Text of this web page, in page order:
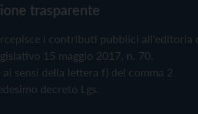
trasparente
i contributi pubblici all'editoria
15 maggio 2017, n. 70.
ai sensi della lettera f) del comma 2
decreto Lgs.